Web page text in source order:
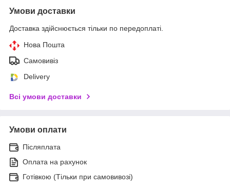
Умови доставки
Доставка здійснюється тільки по передоплаті.
Нова Пошта
Самовивіз
Delivery
Всі умови доставки
Умови оплати
Післяплата
Оплата на рахунок
Готівкою (Тільки при самовивозі)